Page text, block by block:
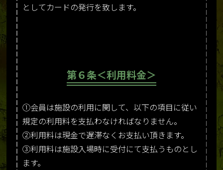
としてカードの発行を致します。
第６条＜利用料金＞
①会員は施設の利用に関して、以下の項目に従い
規定の利用料を支払わなければなりません。
②利用料は現金で遅滞なくお支払い頂きます。
③利用料は施設入場時に受付にて支払うものとし
ます。